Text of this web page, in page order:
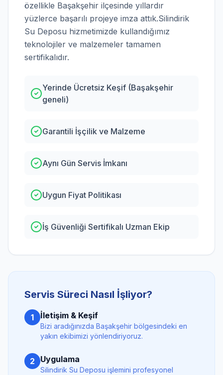
özellikle Başakşehir ilçesinde yıllardır
yüzlerce başarılı projeye imza attık.Silindirik
Su Deposu hizmetimizde kullandığımız
teknolojiler ve malzemeler tamamen
sertifikalıdır.
Yerinde Ücretsiz Keşif (Başakşehir
geneli)
Garantili İşçilik ve Malzeme
Aynı Gün Servis İmkanı
Uygun Fiyat Politikası
İş Güvenliği Sertifikalı Uzman Ekip
Servis Süreci Nasıl İşliyor?
1 İletişim & Keşif
Bizi aradığınızda Başakşehir bölgesindeki en
yakın ekibimizi yönlendiriyoruz.
2 Uygulama
Silindirik Su Deposu işlemini profesyonel